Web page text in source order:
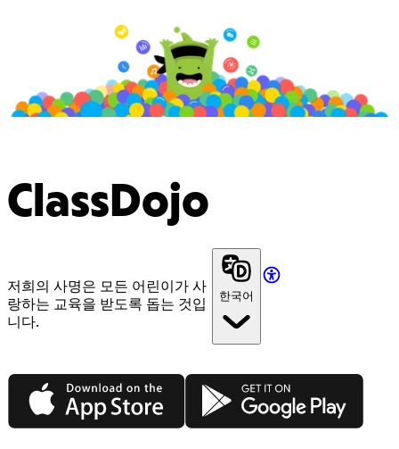
ClassDojo
저희의 사명은 모든 어린이가 사
랑하는 교육을 받도록 돕는 것입
니다.
한국어
App Store Google Play